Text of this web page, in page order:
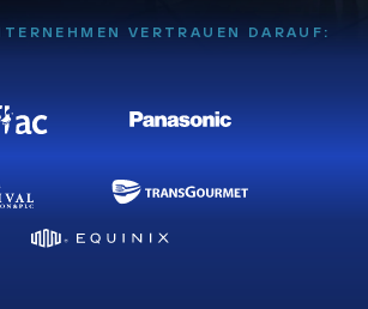
VERTRAUEN DARAUF: